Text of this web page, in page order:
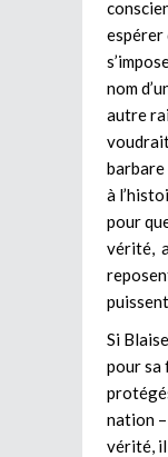
espérer
nom
autre
barbare
à
pour
vérité,
Si
pour sa
nation
vérité, il